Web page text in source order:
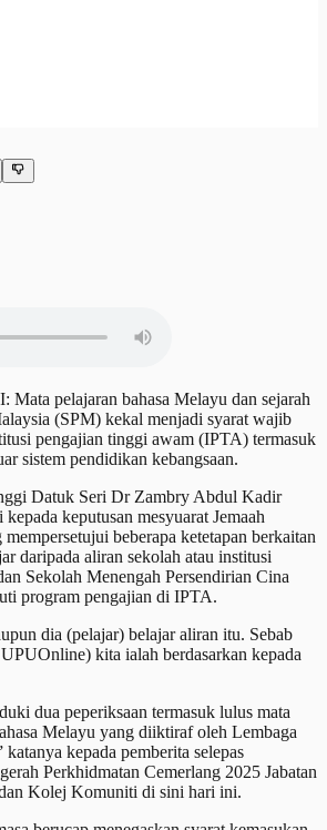
pelajaran bahasa Melayu dan sejarah
(SPM) kekal menjadi syarat wajib
pengajian tinggi awam (IPTA) termasuk
sistem pendidikan kebangsaan.
Datuk Seri Dr Zambry Abdul Kadir
keputusan mesyuarat Jemaah
beberapa ketetapan berkaitan
daripada aliran sekolah atau institusi
Sekolah Menengah Persendirian Cina
program pengajian di IPTA.
dia (pelajar) belajar aliran itu. Sebab
kita ialah berdasarkan kepada
dua peperiksaan termasuk lulus mata
Melayu yang diiktiraf oleh Lembaga
kepada pemberita selepas
Perkhidmatan Cemerlang 2025 Jabatan
Kolej Komuniti di sini hari ini.